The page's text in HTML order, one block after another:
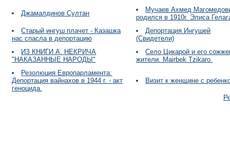
Джамалдинов Султан
Мучаев Ахмед
родился в 1910г. Элиса
Старый ингуш плачет - Казашка
нас спасла в депортацию
Депортация Ингушей
(Свидетели)
ИЗ КНИГИ А. НЕКРИЧА
"НАКАЗАННЫЕ НАРОДЫ"
Село Цикарой и его
жители. Mairbek Tzikaro.
Резолюция Европарламента:
Депортация вайнахов в 1944 г. - акт
геноцида.
Визит к женщине с